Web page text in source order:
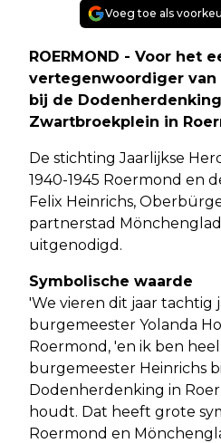
Voeg toe als
ROERMOND - Voor het
vertegenwoordiger van
bij de
Zwartbroekplein in
De stichting Jaarlijkse
1940-1945 Roermond en
Felix Heinrichs,
partnerstad
uitgenodigd.
Symbolische waarde
'We vieren dit jaar tachtig
burgemeester Yolanda
Roermond, 'en ik ben
burgemeester Heinrichs
Dodenherdenking in
houdt. Dat heeft grote
Roermond en